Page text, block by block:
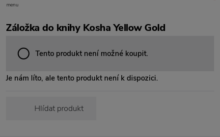
menu
Záložka do knihy Kosha Yellow Gold
Tento produkt není možné koupit.
Je nám líto, ale tento produkt není k dispozici.
Hlídat produkt